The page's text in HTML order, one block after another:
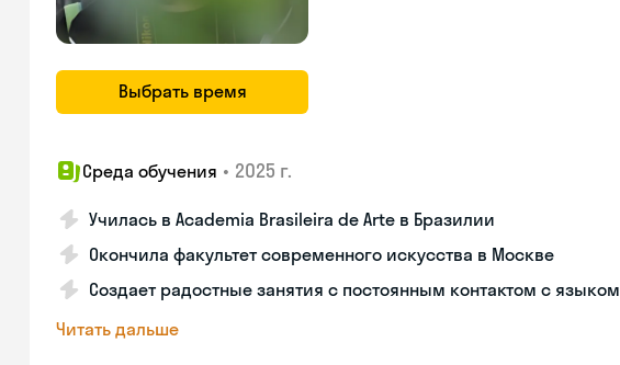
Выбрать время
Среда обучения • 2025 г.
Училась в Academia Brasileira de Arte в Бразилии
Окончила факультет современного искусства в Москве
Создает радостные занятия с постоянным контактом с языком
Читать дальше